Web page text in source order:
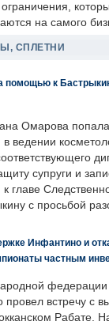
на самого
СПЛЕТНИ
помощью к
Омарова
ведении
супруги и
главе
с просьбой
Инфантино и
частным
встречу с
Рабате.